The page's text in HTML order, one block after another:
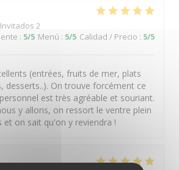
2
: 5/5 Menú : 5/5 Calidad / Precio : 5/5
(entrées, fruits de mer, plats
desserts..). On trouve forcément ce
est très agréable et souriant.
y allons, on ressort le ventre plein
et on sait qu'on y reviendra !